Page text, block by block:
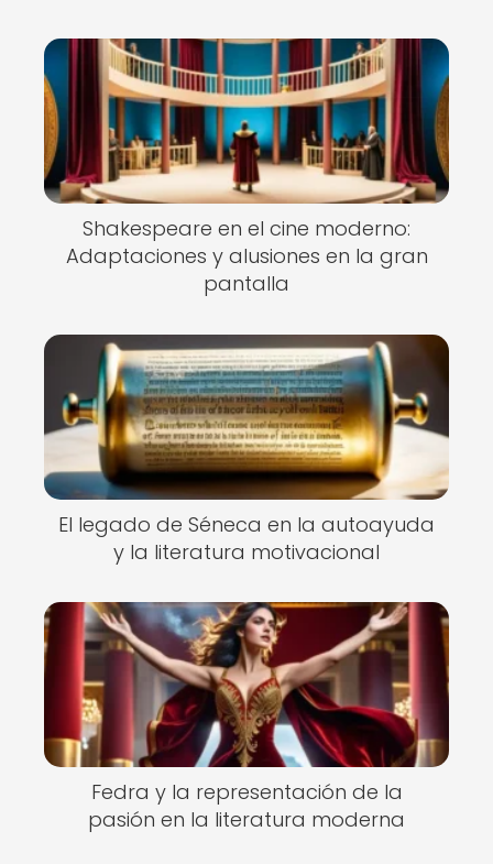
Shakespeare en el cine moderno:
Adaptaciones y alusiones en la gran
pantalla
El legado de Séneca en la autoayuda
y la literatura motivacional
Fedra y la representación de la
pasión en la literatura moderna